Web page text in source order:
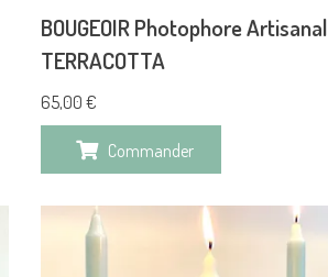
BOUGEOIR Photophore Artisanal
TERRACOTTA
65,00 €
Commander